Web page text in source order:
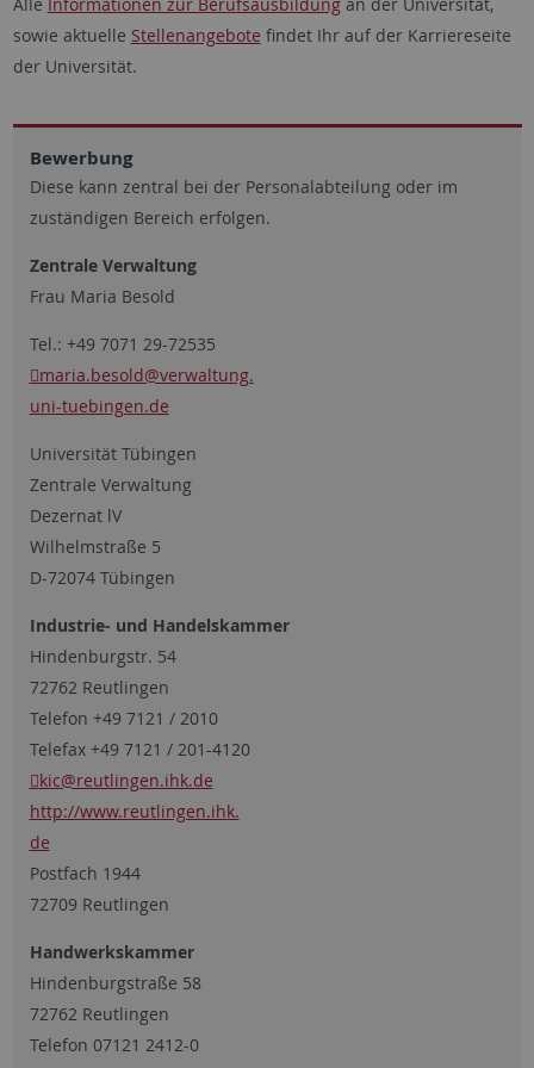
sowie aktuelle Stellenangebote findet Ihr auf der Karriereseite
der Universität.
Bewerbung
Diese kann zentral bei der Personalabteilung oder im
zuständigen Bereich erfolgen.
Zentrale Verwaltung
Frau Maria Besold
Tel.: +49 7071 29-72535
maria.besold@verwaltung.
uni-tuebingen.de
Universität Tübingen
Zentrale Verwaltung
Dezernat lV
Wilhelmstraße 5
D-72074 Tübingen
Industrie- und Handelskammer
Hindenburgstr. 54
72762 Reutlingen
Telefon +49 7121 / 2010
Telefax +49 7121 / 201-4120
kic@reutlingen.ihk.de
http://www.reutlingen.ihk.
de
Postfach 1944
72709 Reutlingen
Handwerkskammer
Hindenburgstraße 58
72762 Reutlingen
Telefon 07121 2412-0